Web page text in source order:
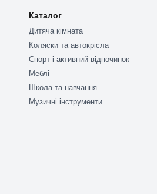
Каталог
Дитяча кімната
Коляски та автокрісла
Спорт і активний відпочинок
Меблі
Школа та навчання
Музичні інструменти